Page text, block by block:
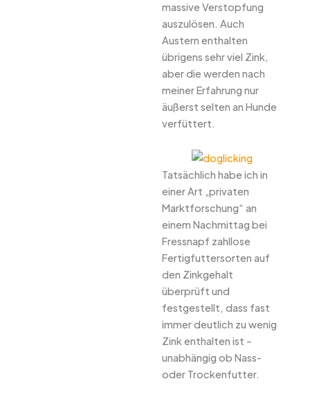
massive Verstopfung
auszulösen. Auch
Austern enthalten
übrigens sehr viel Zink,
aber die werden nach
meiner Erfahrung nur
äußerst selten an Hunde
verfüttert.
Tatsächlich habe ich in
einer Art „privaten
Marktforschung“ an
einem Nachmittag bei
Fressnapf zahllose
Fertigfuttersorten auf
den Zinkgehalt
überprüft und
festgestellt, dass fast
immer deutlich zu wenig
Zink enthalten ist –
unabhängig ob Nass-
oder Trockenfutter.